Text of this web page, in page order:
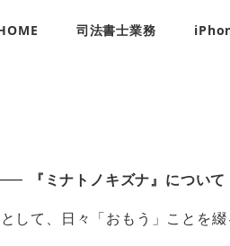
司法書士業務
『ミナトノキズナ』について
して、日々「おもう」ことを綴